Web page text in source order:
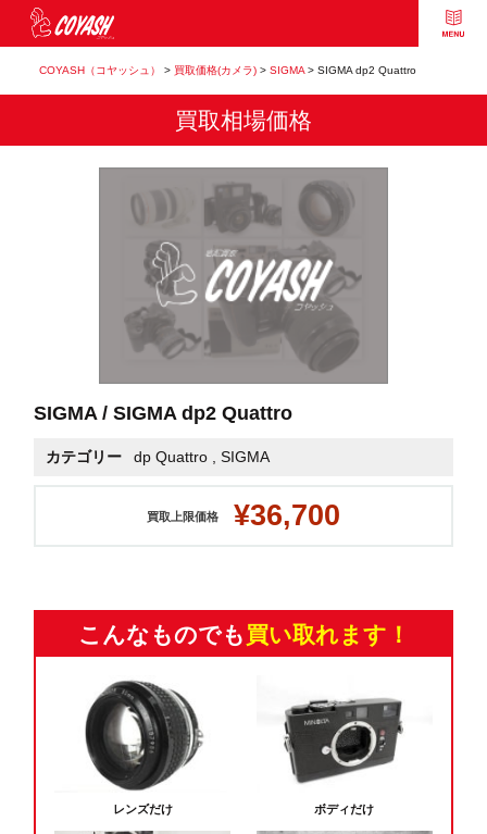
COYASH（コヤッシュ） > 買取価格(カメラ)> SIGMA> SIGMA dp2 Quattro
買取相場価格
SIGMA / SIGMA dp2 Quattro
カテゴリー dp Quattro SIGMA
買取上限価格 ¥36,700
こんなものでも 買い取れます！
レンズだけ ボディだけ